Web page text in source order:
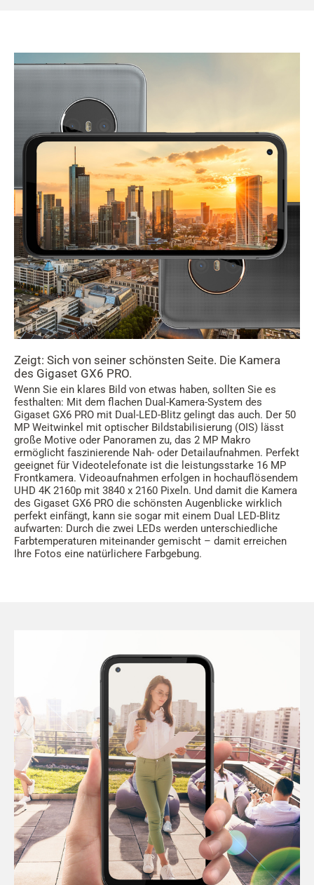
Zeigt: Sich von seiner schönsten Seite. Die Kamera
des Gigaset GX6 PRO.
Wenn Sie ein klares Bild von etwas haben, sollten Sie es
festhalten: Mit dem flachen Dual-Kamera-System des
Gigaset GX6 PRO mit Dual-LED-Blitz gelingt das auch. Der 50
MP Weitwinkel mit optischer Bildstabilisierung (OIS) lässt
große Motive oder Panoramen zu, das 2 MP Makro
ermöglicht faszinierende Nah- oder Detailaufnahmen. Perfekt
geeignet für Videotelefonate ist die leistungsstarke 16 MP
Frontkamera. Videoaufnahmen erfolgen in hochauflösendem
UHD 4K 2160p mit 3840 x 2160 Pixeln. Und damit die Kamera
des Gigaset GX6 PRO die schönsten Augenblicke wirklich
perfekt einfängt, kann sie sogar mit einem Dual LED-Blitz
aufwarten: Durch die zwei LEDs werden unterschiedliche
Farbtemperaturen miteinander gemischt – damit erreichen
Ihre Fotos eine natürlichere Farbgebung.